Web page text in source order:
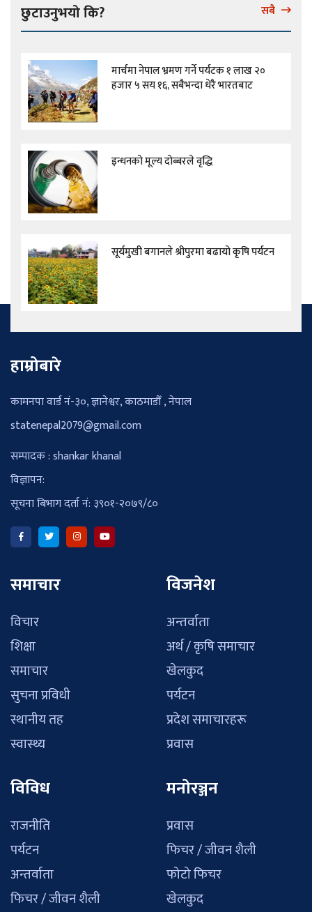
छुटाउनुभयो कि? सबै
मार्चमा नेपाल भ्रमण गर्ने पर्यटक १ लाख २०
हजार ५ सय १६, सबैभन्दा धेरै भारतबाट
इन्धनको मूल्य दोब्बरले वृद्धि
सूर्यमुखी बगानले श्रीपुरमा बढायो कृषि पर्यटन
हाम्रोबारे
कामनपा वार्ड नं-३०, ज्ञानेश्वर, काठमाडौँ , नेपाल
statenepal2079@gmail.com
सम्पादक : shankar khanal
विज्ञापन:
सूचना बिभाग दर्ता नं: ३९०१-२०७९/८०
समाचार
विचार
शिक्षा
समाचार
सुचना प्रविधी
स्थानीय तह
स्वास्थ्य
विजनेश
अन्तर्वाता
अर्थ / कृषि समाचार
खेलकुद
पर्यटन
प्रदेश समाचारहरू
प्रवास
विविध
राजनीति
पर्यटन
अन्तर्वाता
फिचर / जीवन शैली
मनोरञ्जन
प्रवास
फिचर / जीवन शैली
फोटो फिचर
खेलकुद